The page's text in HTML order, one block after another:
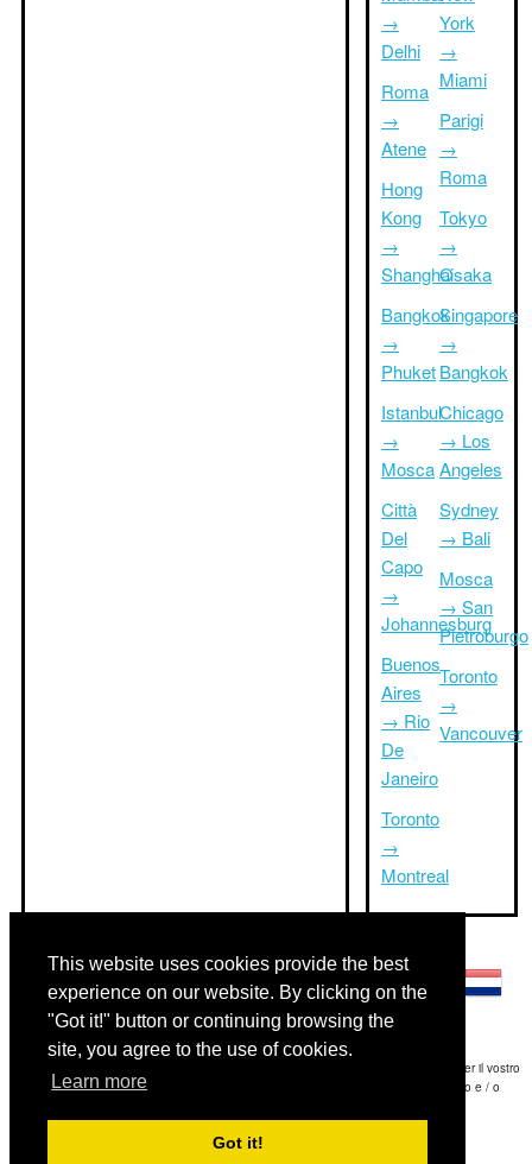
This website uses cookies provide the best
experience on our website. By clicking on the
"Got it!" button or continuing browsing the
site, you agree to the use of cookies.
Learn more
Got it!
→
Delhi
Roma
→
Atene
Hong
Kong
→
Shanghai
Bangkok
→
Phuket
Istanbul
→
Mosca
Città
Del
Capo
→
Johannesburg
Buenos
Aires
→ Rio
De
Janeiro
Toronto
→
Montreal
York
→
Miami
Parigi
→
Roma
Tokyo
→
Osaka
Singapore
→
Bangkok
Chicago
→ Los
Angeles
Sydney
→ Bali
Mosca
→ San
Pietroburgo
Toronto
→
Vancouver
Disclaimer: Le informazioni visualizzate su questo sito è la nostra migliore stima e per il vostro
riferimento soltanto.Triptimeto.com non è responsabile di eventuali ritardi viaggio e / o